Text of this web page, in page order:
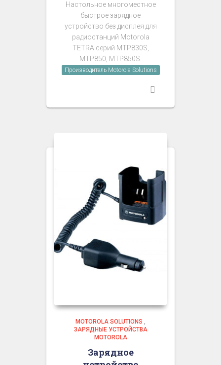
Настольное многоместное
быстрое зарядное
устройство без дисплея для
радиостанций Motorola
TETRA серий MTP830S,
MTP850, MTP850S.
Производитель Motorola Solutions
MOTOROLA SOLUTIONS ,
ЗАРЯДНЫЕ УСТРОЙСТВА
MOTOROLA
Зарядное